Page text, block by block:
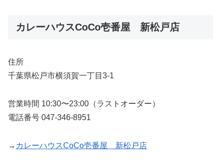
カレーハウスCoCo壱番屋 新松戸店
住所
千葉県松戸市横須賀一丁目3-1
営業時間 10:30〜23:00（ラストオーダー）
電話番号 047-346-8951
→ カレーハウスCoCo壱番屋 新松戸店